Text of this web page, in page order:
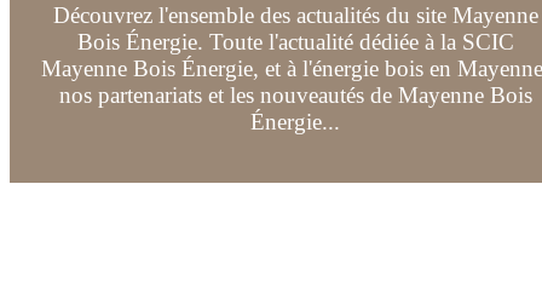
Découvrez l'ensemble des actualités du site Mayenne
Bois Énergie. Toute l'actualité dédiée à la SCIC
Mayenne Bois Énergie, et à l'énergie bois en
nos partenariats et les nouveautés de Mayenne Bois
Énergie...